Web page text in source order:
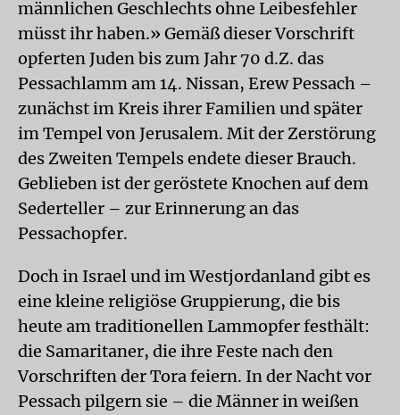
männlichen Geschlechts ohne Leibesfehler
müsst ihr haben.» Gemäß dieser Vorschrift
opferten Juden bis zum Jahr 70 d.Z. das
Pessachlamm am 14. Nissan, Erew Pessach –
zunächst im Kreis ihrer Familien und später
im Tempel von Jerusalem. Mit der Zerstörung
des Zweiten Tempels endete dieser Brauch.
Geblieben ist der geröstete Knochen auf dem
Sederteller – zur Erinnerung an das
Pessachopfer.
Doch in Israel und im Westjordanland gibt es
eine kleine religiöse Gruppierung, die bis
heute am traditionellen Lammopfer festhält:
die Samaritaner, die ihre Feste nach den
Vorschriften der Tora feiern. In der Nacht vor
Pessach pilgern sie – die Männer in weißen